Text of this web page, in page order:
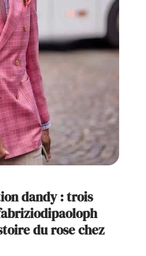
dandy : trois
du rose chez